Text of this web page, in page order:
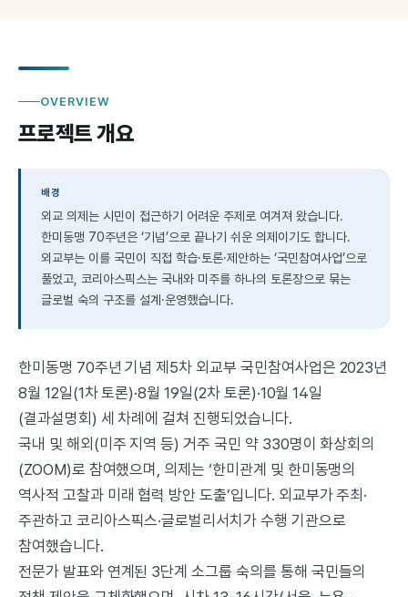
OVERVIEW
프로젝트 개요
배경
외교 의제는 시민이 접근하기 어려운 주제로 여겨져 왔습니다.
한미동맹 70주년은 ‘기념’으로 끝나기 쉬운 의제이기도 합니다.
외교부는 이를 국민이 직접 학습·토론·제안하는 ‘국민참여사업’으로
풀었고, 코리아스픽스는 국내와 미주를 하나의 토론장으로 묶는
글로벌 숙의 구조를 설계·운영했습니다.
한미동맹 70주년 기념 제5차 외교부 국민참여사업은 2023년
8월 12일(1차 토론)·8월 19일(2차 토론)·10월 14일
(결과설명회) 세 차례에 걸쳐 진행되었습니다.
국내 및 해외(미주 지역 등) 거주 국민 약 330명이 화상회의
(ZOOM)로 참여했으며, 의제는 ‘한미관계 및 한미동맹의
역사적 고찰과 미래 협력 방안 도출’입니다. 외교부가 주최·
주관하고 코리아스픽스·글로벌리서치가 수행 기관으로
참여했습니다.
전문가 발표와 연계된 3단계 소그룹 숙의를 통해 국민들의